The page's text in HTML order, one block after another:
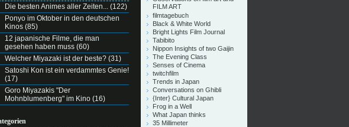
Die besten Animes aller Zeiten... (122)
Ponyo im Oktober in den deutschen
Kinos (85)
12 japanische Filme, die man
gesehen haben muss (60)
Welcher Miyazaki ist der beste? (31)
Satoshi Kon ist ein verdammtes Genie!
(17)
Goro Miyazakis "Der
Mohnblumenberg" im Kino (16)
FILM ART
filmtagebuch
Black & White World
Bright Lights Film Journal
Tabibito
Nippon Insights of two Gaijin
The Evening Class
Senses of Cinema
twitchfilm
Trends in Japan
Conversations on Ghibli
{Inter} Cultural Japan
Frog in a Well
What Japan thinks
35 Millimeter